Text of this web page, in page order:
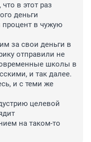
в этот раз
деньги
в чужую
за свои деньги в
отправили не
школы в
и так далее.
и с теми же
целевой
на таком-то